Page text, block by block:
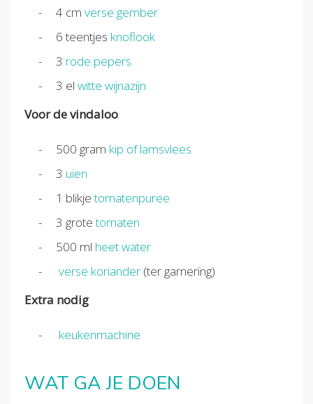
4 cm verse gember
6 teentjes knoflook
3 rode pepers
3 el witte wijnazijn
Voor de vindaloo
500 gram kip of lamsvlees
3 uien
1 blikje tomatenpuree
3 grote tomaten
500 ml heet water
verse koriander (ter garnering)
Extra nodig
keukenmachine
WAT GA JE DOEN